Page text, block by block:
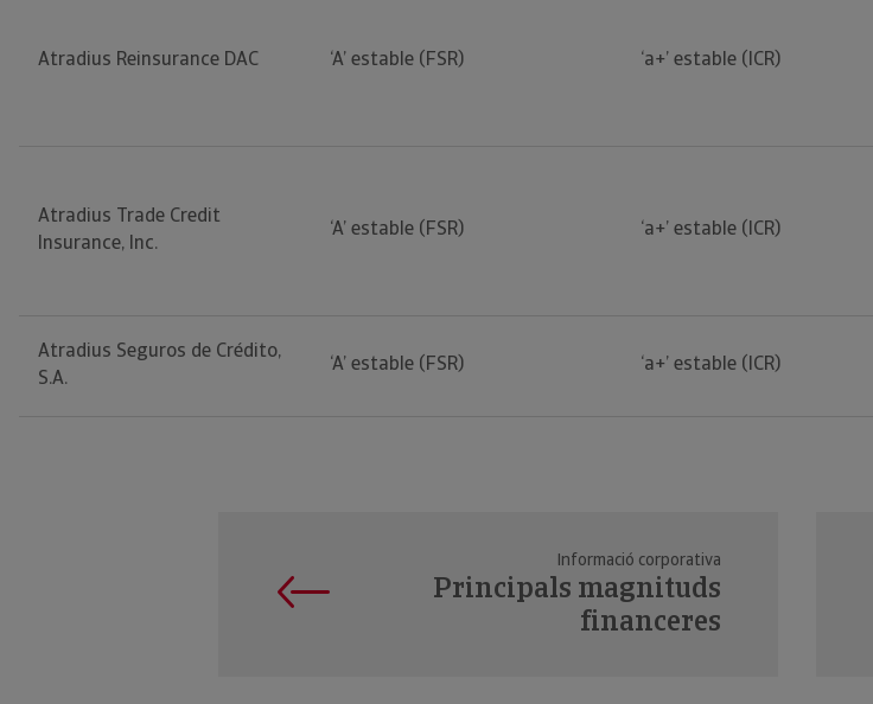
Atradius Reinsurance DAC ‘A’ estable (FSR) ‘a+’ estable (ICR)
Atradius Trade Credit
Insurance, Inc.
‘A’ estable (FSR) ‘a+’ estable (ICR)
Atradius Seguros de Crédito,
S.A.
‘A’ estable (FSR) ‘a+’ estable (ICR)
Informació corporativa
Principals magnituds
financeres